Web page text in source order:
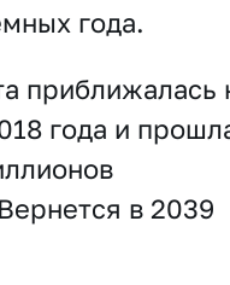
года.
приближалась
года и
в 2039